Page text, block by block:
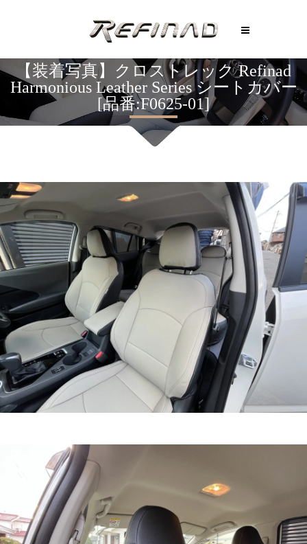
【装着写真】クロストレック Refinad
Harmonious Leather Series シートカバー
[品番:F0625-01]